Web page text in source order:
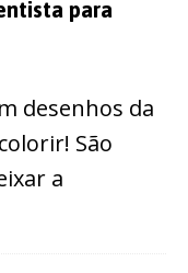
para
desenhos da
São
a